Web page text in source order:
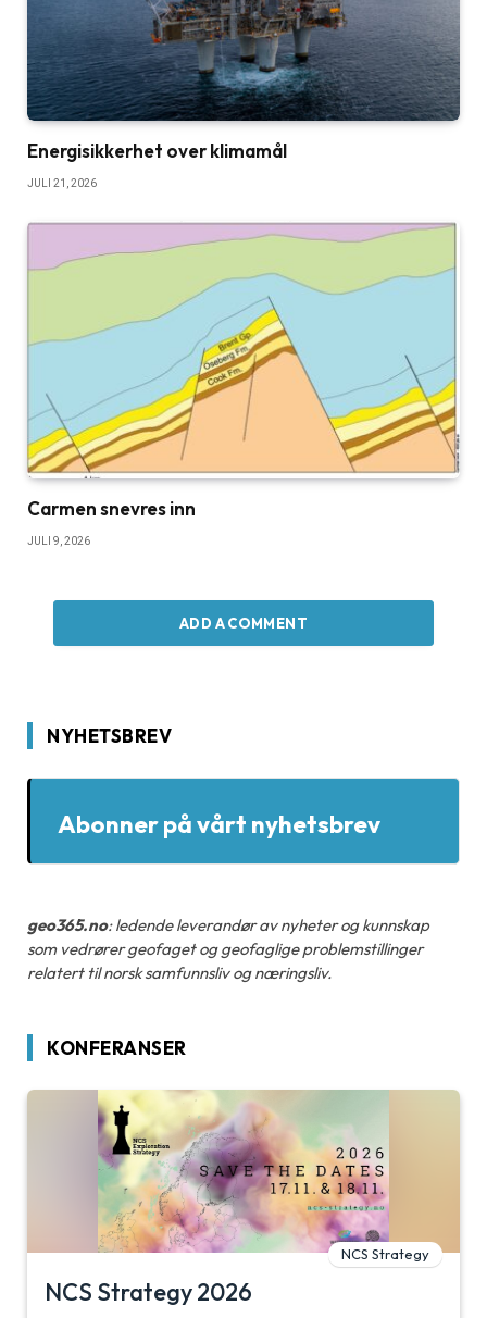
Energisikkerhet over klimamål
JULI 21, 2026
Carmen snevres inn
JULI 9, 2026
ADD A COMMENT
NYHETSBREV
Abonner på vårt nyhetsbrev
geo365.no: ledende leverandør av nyheter og kunnskap
som vedrører geofaget og geofaglige problemstillinger
relatert til norsk samfunnsliv og næringsliv.
KONFERANSER
NCS Strategy
NCS Strategy 2026